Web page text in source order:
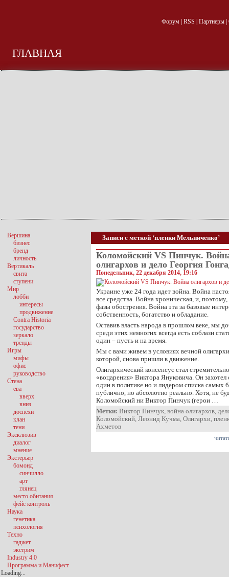
Форум| RSS Партнеры|
ГЛАВНАЯ
Записи с меткой ‘пленки Мельниченко’
Коломойский VS Пинчук.
олигархов и дело Георгия
Понедельник, 22 декабря 2014, 19:16
Украине уже 24 года идет война. Война
все средства. Война хроническая, и,
фазы обострения. Война эта за базовые
собственность, богатство и обладание.
Оставив власть народа в прошлом веке, мы
среди этих немногих всегда есть соблазн
один – пусть и на время.
Мы с вами живем в условиях вечной
которой, снова пришли в движение.
Олигархический консенсус стал
«воцарения» Виктора Януковича. Он захотел
один в политике но и лидером списка самых
публично, но абсолютно реально. Хотя, не
Коломойский ни Виктор Пинчук (герои …
Метки: Виктор Пинчук, война олигархов,
Коломойский, Леонид Кучма, Олигархи,
Ахметов
Вершина
бизнес
бренд
личность
Вертикаль
свита
ступени
Мир
лобби
интересы
продвижение
Contra Historia
государство
зеркало
тренды
Игры
мифы
офис
руководство
Стена
ева
вверх
вниз
доспехи
клан
тени
Эксклюзив
диалог
мнение
Экстерьер
бомонд
синчилло
арт
глянец
место обитания
фейс контроль
Наука
генетика
психология
Техно
гаджет
экстрим
Industry 4.0
Программа и Манифест
Loading...